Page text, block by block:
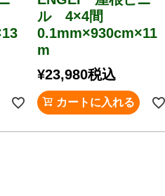
ル 4×4間
0.1mm×930cm×11
m
¥23,980税込
カートに入れる